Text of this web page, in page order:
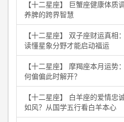
【十二星座】 巨蟹座健康体质
养脾的跨界智慧
【十二星座】 双子座财运真相
读懂星象分野才能启动福运
【十二星座】 摩羯座本月运势
何偏偏此时解开？
【十二星座】 白羊座的爱情忠
如风？从国学五行看白羊本心